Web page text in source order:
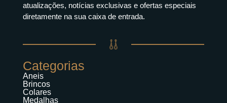
atualizações, notícias exclusivas e ofertas especiais
diretamente na sua caixa de entrada.
Categorias
Aneis
Brincos
Colares
Medalhas